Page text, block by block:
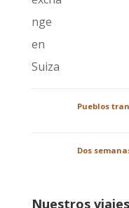
Pueblos
Dos
Nuestros viajes